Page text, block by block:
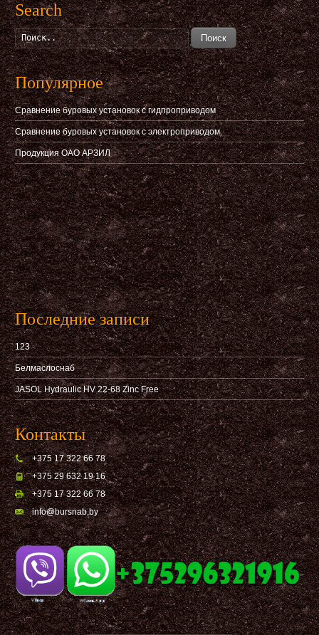
Search
Поиск
Популярное
Сравнение буровых установок с гидпроприводом
Сравнение буровых установок с электроприводом
Продукция ОАО АРЗИЛ
Последние записи
123
Белмаслоснаб
JASOL Hydraulic HV 22-68 Zinc Free
Контакты
+375 17 322 66 78
+375 29 632 19 16
+375 17 322 66 78
info@bursnab,by